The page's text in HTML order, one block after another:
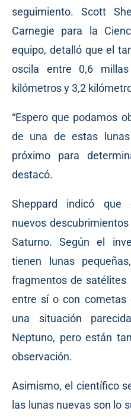
seguimiento. Scott
Carnegie para la
equipo, detalló que el
oscila entre 0,6
kilómetros y 3,2
“Espero que podamos
de una de estas
próximo para
destacó.
Sheppard indicó que
nuevos
Saturno. Según el
tienen lunas
fragmentos de satélites
entre sí o con cometas
una situación
Neptuno, pero están
observación.
Asimismo, el científico
las lunas nuevas son lo